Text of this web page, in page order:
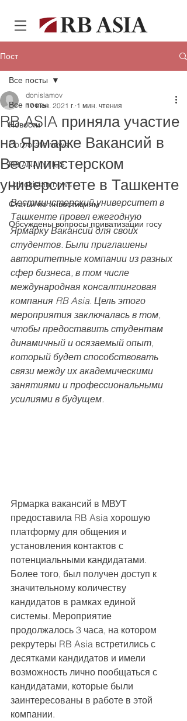
Пост
Все посты
Новости
Corporate news
RB ANALYTICS
Uzbekistan news
Статьи по инвестициям
Обсуждены вопросы приватизации госу
Все посты
RB ASIA приняла участие
на Ярмарке Вакансий в
Вестминстерском
университете в Ташкенте
donislamov
17 июн. 2021 г. 1 мин. чтения
Вестминстерский университет в
Ташкенте провел ежегодную
Ярмарку Вакансий для своих
студентов. Были приглашены
авторитетные компании из разных
сфер бизнеса, в том числе
международная консалтинговая
компания RB Asia. Цель этого
мероприятия заключалась в том,
чтобы предоставить студентам
динамичный и осязаемый опыт,
который будет способствовать
связи между их академическими
занятиями и профессиональными
усилиями в будущем.
Ярмарка вакансий в МВУТ
предоставила RB Asia хорошую
платформу для общения и
установления контактов с
потенциальными кандидатами.
Более того, был получен доступ к
значительному количеству
кандидатов в рамках единой
системы. Мероприятие
продолжалось 3 часа, на котором
рекрутеры RB Asia встретились с
десятками кандидатов и имели
возможность лично пообщаться с
кандидатами, которые были
заинтересованы в работе в этой
компании.